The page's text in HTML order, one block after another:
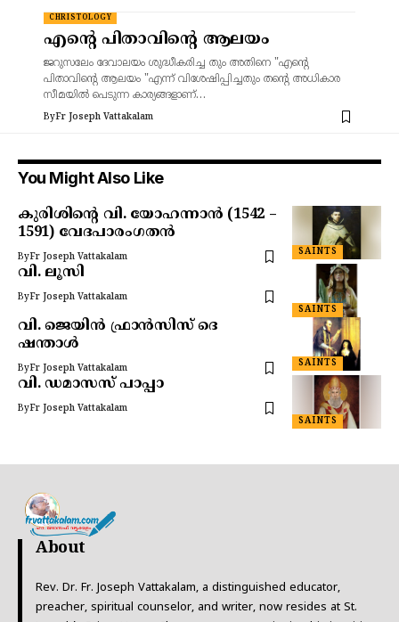
CHRISTOLOGY
എന്റെ പിതാവിന്റെ ആലയം
ജറുസലേം ദേവാലയം ശുദ്ധീകരിച്ച തും അതിനെ "എന്റെ
പിതാവിന്റെ ആലയം "എന്ന് വിശേഷിപ്പിച്ചതും തന്റെ അധികാര
സീമയിൽ പെടുന്ന കാര്യങ്ങളാണ്…
ByFr Joseph Vattakalam
You Might Also Like
SAINTS
കുരിശിന്റെ വി. യോഹന്നാൻ (1542 –
1591) വേദപാരംഗതൻ
ByFr Joseph Vattakalam
SAINTS
വി. ലൂസി
ByFr Joseph Vattakalam
SAINTS
വി. ജെയിൻ ഫ്രാൻസിസ് ദെ
ഷന്താൾ
ByFr Joseph Vattakalam
SAINTS
വി. ഡമാസസ് പാപ്പാ
ByFr Joseph Vattakalam
About
Rev. Dr. Fr. Joseph Vattakalam, a distinguished educator,
preacher, spiritual counselor, and writer, now resides at St.